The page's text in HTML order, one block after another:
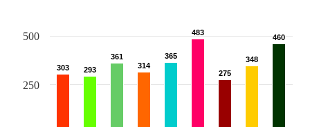
303
303 293
293
361
361
314
314
365
365
483
483
275
275
348
348
460
460
250
500